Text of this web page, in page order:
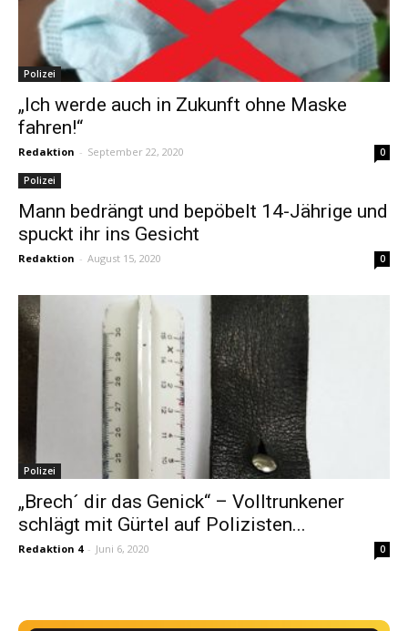
Polizei
„Ich werde auch in Zukunft ohne Maske
fahren!“
Redaktion - September 22, 2020 0
Polizei
Mann bedrängt und bepöbelt 14-Jährige und
spuckt ihr ins Gesicht
Redaktion - August 15, 2020 0
Polizei
„Brech´ dir das Genick“ – Volltrunkener
schlägt mit Gürtel auf Polizisten...
Redaktion 4 - Juni 6, 2020 0